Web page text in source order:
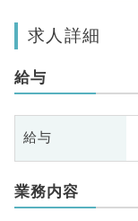
求人詳細
給与
給与
業務内容